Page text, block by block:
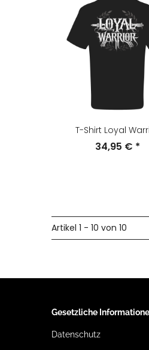
T-Shirt Loyal
34,95 € *
Artikel 1 - 10 von 10
Gesetzliche
Datenschutz